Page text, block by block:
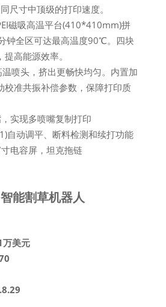
尺寸中顶级的打印速度。
磁吸高温平台(410*410mm)拼
钟全区可达最高温度90℃。四块
高能源效率。
喷头，挤出更畅快均匀。内置加
校准共振补偿参数，保障打印质
实现多喷嘴复制打印
自动调平、断料检测和续打功能
电容屏，坦克拖链
能割草机器人
万美元